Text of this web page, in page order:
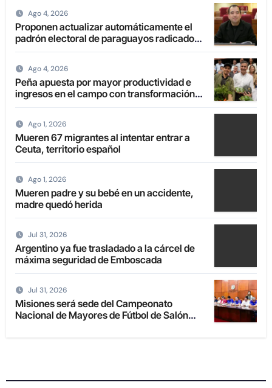
Ago 4, 2026
Proponen actualizar automáticamente el
padrón electoral de paraguayos radicados
en el extranjero
Ago 4, 2026
Peña apuesta por mayor productividad e
ingresos en el campo con transformación
de la agricultura familiar
Ago 1, 2026
Mueren 67 migrantes al intentar entrar a
Ceuta, territorio español
Ago 1, 2026
Mueren padre y su bebé en un accidente,
madre quedó herida
Jul 31, 2026
Argentino ya fue trasladado a la cárcel de
máxima seguridad de Emboscada
Jul 31, 2026
Misiones será sede del Campeonato
Nacional de Mayores de Fútbol de Salón